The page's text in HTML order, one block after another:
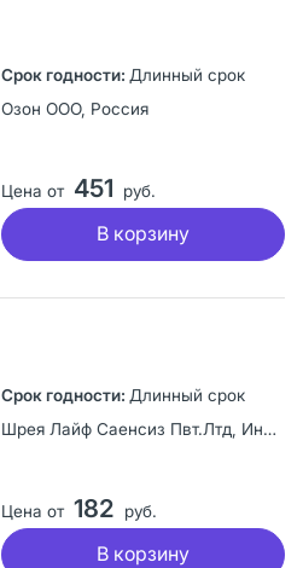
Длинный срок
Озон ООО, Россия
Цена от 451 руб.
В корзину
Длинный срок
Шрея Лайф Саенсиз Пвт.Лтд, Индия
Цена от 182 руб.
В корзину